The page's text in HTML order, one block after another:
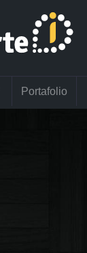
Portafolio